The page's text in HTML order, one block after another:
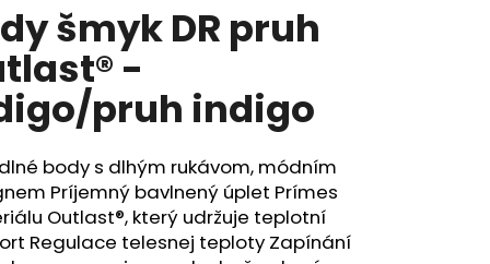
šmyk DR pruh
-
pruh indigo
body s dlhým rukávom, módním
Príjemný bavlnený úplet Prímes
Outlast®, který udržuje teplotní
Regulace telesnej teploty Zapínání
TENKÉ VÝSTRIH U